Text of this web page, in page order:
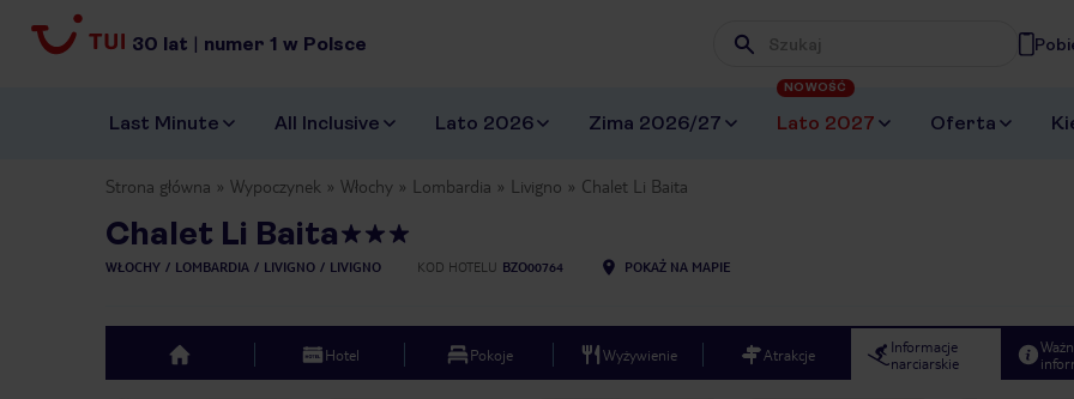
30 lat | numer 1 w Polsce Wpisz frazę, której szukasz
Last Minute All Inclusive Lato 2026 Zima 2026/27 Lato 2027
NOWOŚĆ
Oferta
Strona główna Wypoczynek Włochy Lombardia Livigno Chalet Li Baita
Chalet Li Baita
WŁOCHY LOMBARDIA LIVIGNO LIVIGNO KOD HOTELU BZO00764 POKAŻ NA MAPIE
top Hotel Pokoje Wyżywienie Atrakcje
Informacje
narciarskie